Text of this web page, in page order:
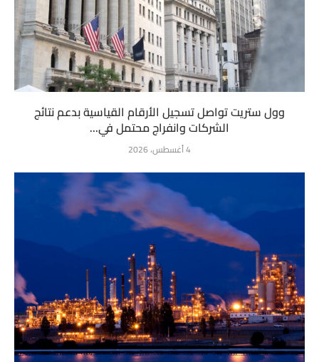
وول ستريت تواصل تسجيل الأرقام القياسية بدعم نتائج
الشركات وانفراج محتمل في...
4 أغسطس، 2026